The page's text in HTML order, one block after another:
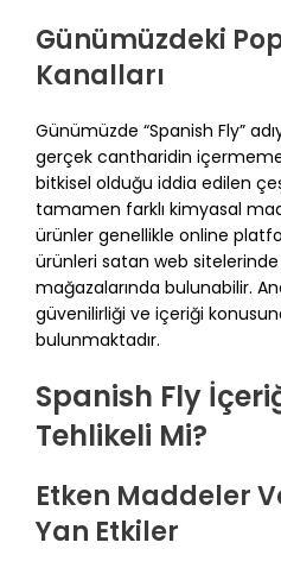
Günümüzdeki
Kanalları
Günümüzde “Spanish Fly”
gerçek cantharidin
bitkisel olduğu iddia edilen
tamamen farklı kimyasal
ürünler genellikle online
ürünleri satan web
mağazalarında bulunabilir.
güvenilirliği ve içeriği
bulunmaktadır.
Spanish Fly
Tehlikeli Mi?
Etken Maddeler
Yan Etkiler